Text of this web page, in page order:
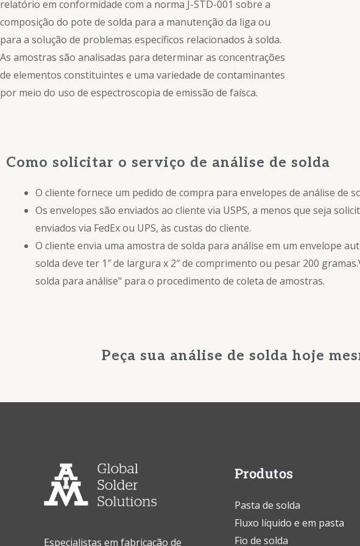
relatório em conformidade com a norma J-STD-001 sobre a
composição do pote de solda para a manutenção da liga ou
para a solução de problemas específicos relacionados à solda.
As amostras são analisadas para determinar as concentrações
de elementos constituintes e uma variedade de contaminantes
por meio do uso de espectroscopia de emissão de faísca.
Como solicitar o serviço de análise de solda
O cliente fornece um pedido de compra para envelopes de análise de
Os envelopes são enviados ao cliente via USPS, a menos que seja
enviados via FedEx ou UPS, às custas do cliente.
O cliente envia uma amostra de solda para análise em um envelope
solda deve ter 1″ de largura x 2″ de comprimento ou pesar 200
solda para análise" para o procedimento de coleta de amostras.
Peça sua análise de solda hoje
Especialistas em fabricação de
Produtos
Pasta de solda
Fluxo líquido e em pasta
Fio de solda